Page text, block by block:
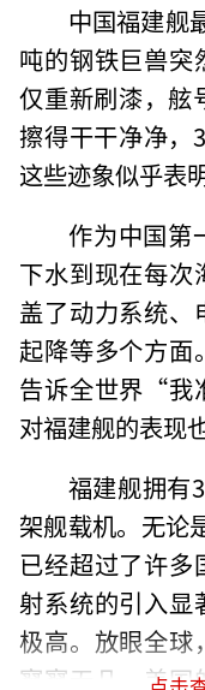
中国福建舰
吨的钢铁巨兽突
仅重新刷漆，舷
擦得干干净净，
这些迹象似乎表
作为中国第
下水到现在每次
盖了动力系统、
起降等多个方面
告诉全世界“我
对福建舰的表现
福建舰拥有
架舰载机。无论
已经超过了许多
射系统的引入显
极高。放眼全球
寥寥无几。美国